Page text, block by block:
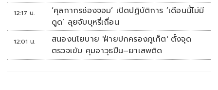
12:17 น.
‘ศุลกากรช่องจอม’ เปิดปฏิบัติการ ‘เดือนนี้ไม่มี
ดูด’ ลุยจับบุหรี่เถื่อน
12:01 น.
สนองนโยบาย 'ฝ่ายปกครองภูเก็ต' ตั้งจุด
ตรวจเข้ม คุมอาวุธปืน–ยาเสพติด